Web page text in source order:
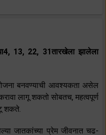
13, 22, 31तारखेला झालेला
बनवण्याची आवश्यकता असेल
लागू शकतो सोबतच, महत्वपूर्ण
शकते.
जातकांच्या प्रेम जीवनात चढ-